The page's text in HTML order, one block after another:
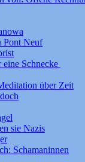
Pont Neuf
Schnecke
über Zeit
sie Nazis
Schamaninnen